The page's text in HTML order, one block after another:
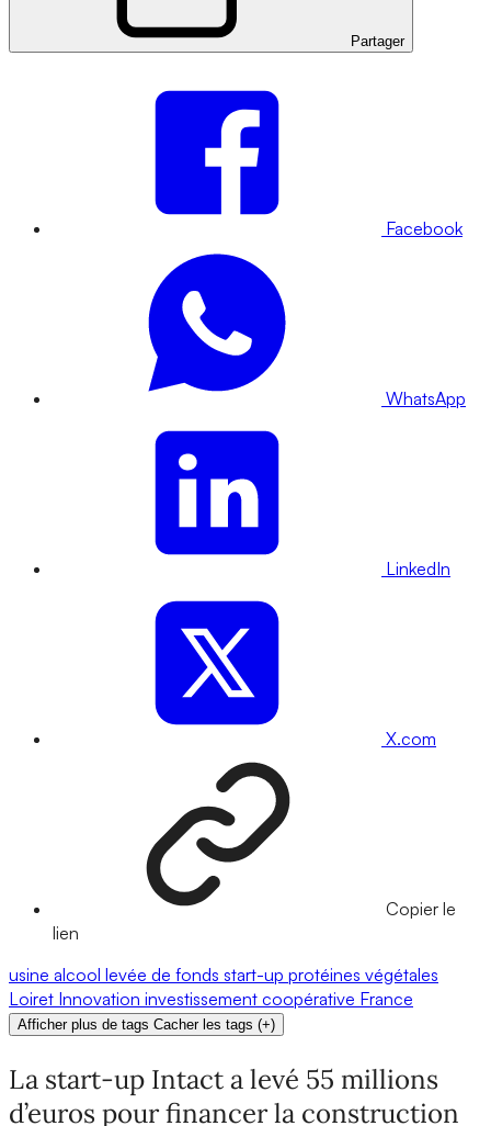
Partager
Facebook
WhatsApp
LinkedIn
X.com
Copier le
lien
usine alcool levée de fonds start-up protéines végétales
Loiret Innovation investissement coopérative France
Afficher plus de tags Cacher les tags (+)
La start-up Intact a levé 55 millions
d’euros pour financer la construction